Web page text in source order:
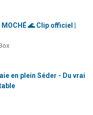
MOCHÉ 🌊 Clip officiel |
en plein Séder - Du vrai